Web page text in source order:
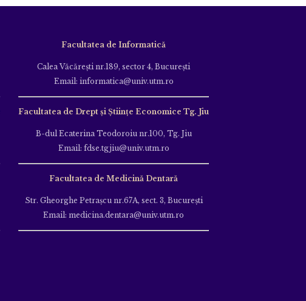
Facultatea de Informatică
Calea Văcăreşti nr.189, sector 4, Bucureşti
Email: informatica@univ.utm.ro
Facultatea de Drept și Științe Economice Tg. Jiu
B-dul Ecaterina Teodoroiu nr.100, Tg. Jiu
Email: fdse.tgjiu@univ.utm.ro
Facultatea de Medicină Dentară
Str. Gheorghe Petraşcu nr.67A, sect. 3, Bucureşti
Email: medicina.dentara@univ.utm.ro